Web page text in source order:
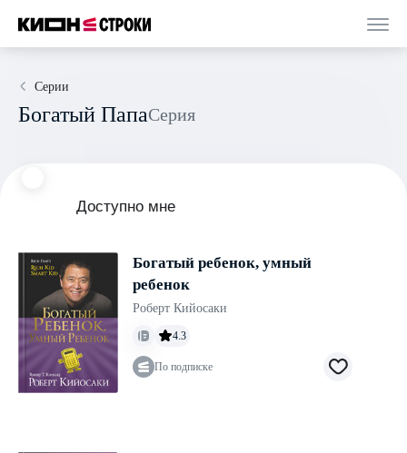
Серии
Богатый Папа Серия
Доступно мне
Богатый ребенок, умный
ребенок
Роберт Кийосаки
4.3
По подписке